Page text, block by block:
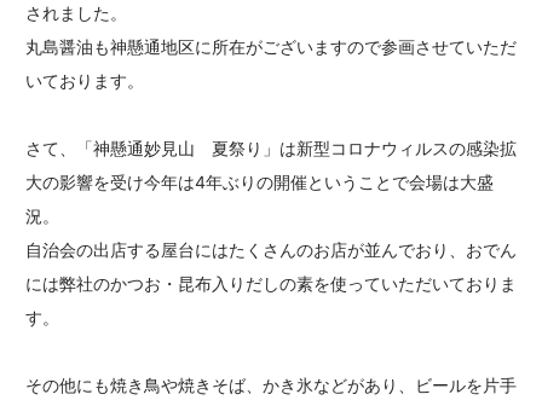
されました。
丸島醤油も神懸通地区に所在がございますので参画させていただ
いております。
さて、「神懸通妙見山 夏祭り」は新型コロナウィルスの感染拡
大の影響を受け今年は4年ぶりの開催ということで会場は大盛
況。
自治会の出店する屋台にはたくさんのお店が並んでおり、おでん
には弊社のかつお・昆布入りだしの素を使っていただいておりま
す。
その他にも焼き鳥や焼きそば、かき氷などがあり、ビールを片手